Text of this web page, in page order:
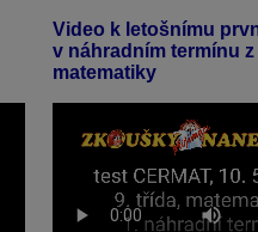
Video k letošnímu
v náhradním termínu z
matematiky